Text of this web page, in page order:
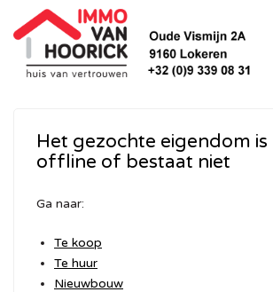
Het gezochte eigendom is
offline of bestaat niet
Ga naar:
Te koop
Te huur
Nieuwbouw